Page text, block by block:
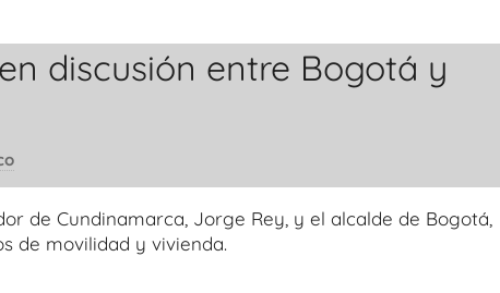
discusión entre Bogotá y
de Cundinamarca, Jorge Rey, y el alcalde de Bogotá,
de movilidad y vivienda.